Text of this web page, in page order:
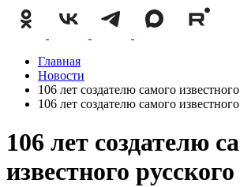
Главная
Новости
106 лет создателю самого
106 лет создателю самого
106 лет создателю
известного